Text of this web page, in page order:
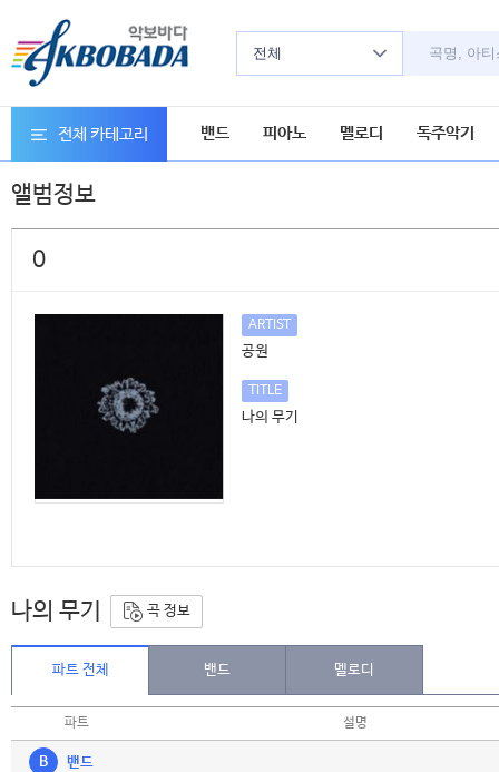
전체
전체 카테고리 밴드 피아노 멜로디 독주악기
앨범정보
0
ARTIST
공원
TITLE
나의 무기
나의 무기 곡 정보
파트 전체 밴드 멜로디
파트 설명
B 밴드